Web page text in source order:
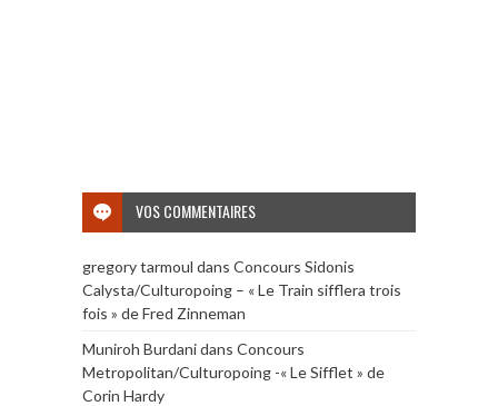
VOS COMMENTAIRES
gregory tarmoul dans Concours Sidonis
Calysta/Culturopoing – « Le Train sifflera trois
fois » de Fred Zinneman
Muniroh Burdanidans Concours
Metropolitan/Culturopoing -« Le Sifflet » de
Corin Hardy